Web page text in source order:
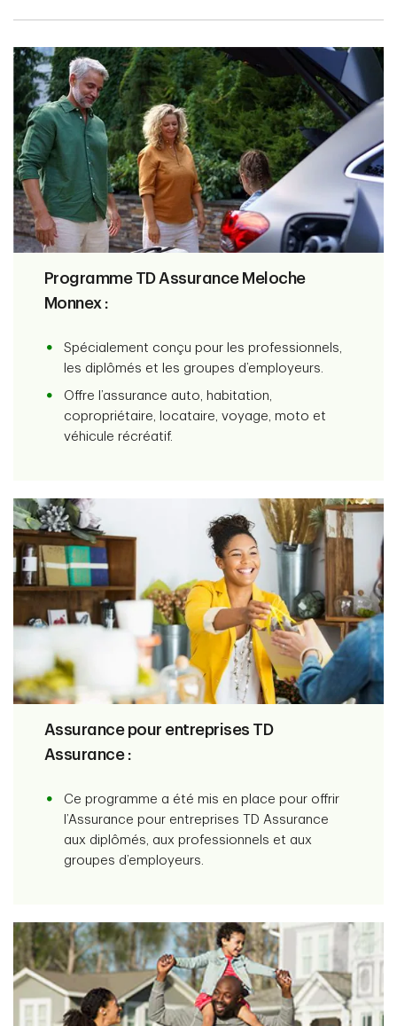
Programme TD Assurance Meloche
Monnex :
Spécialement conçu pour les professionnels,
les diplômés et les groupes d’employeurs.
Offre l’assurance auto, habitation,
copropriétaire, locataire, voyage, moto et
véhicule récréatif.
Assurance pour entreprises TD
Assurance :
Ce programme a été mis en place pour offrir
l’Assurance pour entreprises TD Assurance
aux diplômés, aux professionnels et aux
groupes d’employeurs.